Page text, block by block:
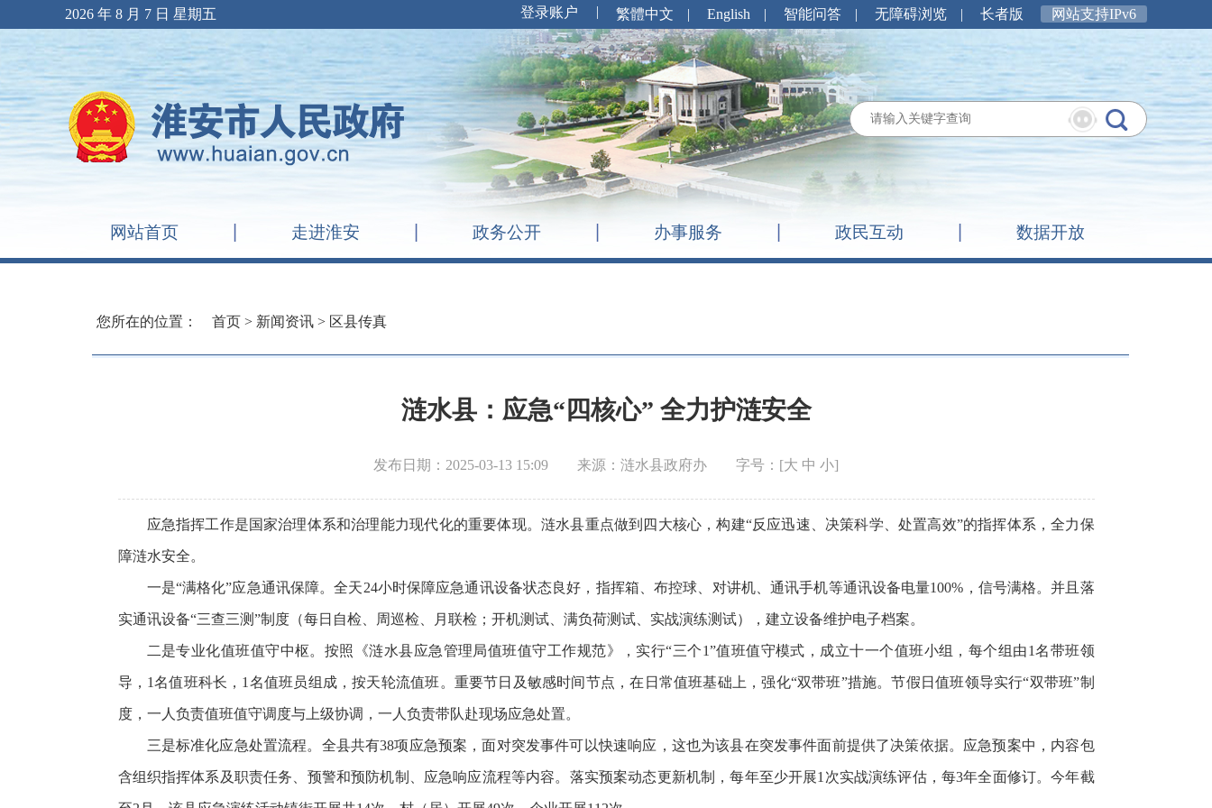
2026 年 8 月 7 日 星期五 繁體中文 | English | 智能问答 | 无障碍浏览 | 长者版 网站支持IPv6
网站首页 走进淮安 政务公开 办事服务 政民互动 数据开放
您所在的位置： 首页 > 新闻资讯 > 区县传真
涟水县：应急“四核心” 全力护涟安全
发布日期：2025-03-13 15:09 来源：涟水县政府办 字号：[大 中 小]
应急指挥工作是国家治理体系和治理能力现代化的重要体现。涟水县重点做到四大核心，构建“反应迅速、决策科学、处置高效”的指挥体系，全力保
障涟水安全。
一是“满格化”应急通讯保障。全天24小时保障应急通讯设备状态良好，指挥箱、布控球、对讲机、通讯手机等通讯设备电量100%，信号满格。并且落
实通讯设备“三查三测”制度（每日自检、周巡检、月联检；开机测试、满负荷测试、实战演练测试），建立设备维护电子档案。
二是专业化值班值守中枢。按照《涟水县应急管理局值班值守工作规范》，实行“三个1”值班值守模式，成立十一个值班小组，每个组由1名带班领
导，1名值班科长，1名值班员组成，按天轮流值班。重要节日及敏感时间节点，在日常值班基础上，强化“双带班”措施。节假日值班领导实行“双带班”制
度，一人负责值班值守调度与上级协调，一人负责带队赴现场应急处置。
三是标准化应急处置流程。全县共有38项应急预案，面对突发事件可以快速响应，这也为该县在突发事件面前提供了决策依据。应急预案中，内容包
含组织指挥体系及职责任务、预警和预防机制、应急响应流程等内容。落实预案动态更新机制，每年至少开展1次实战演练评估，每3年全面修订。今年截